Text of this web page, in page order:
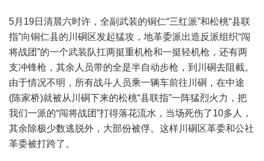
5月19日清晨六时许，全副武装的铜仁“三红派”和松桃“县联
指”向铜仁县的川硐区发起猛攻，地革委派出造反派组织“闯
将战团”的一个武装队扛两挺重机枪和一挺轻机枪，还有两
支冲锋枪，其余人员带的全是半自动步枪，到川硐去阻截。
由于情况不明，所有战斗人员乘一辆车前往川硐，在中途
(陈家桥)就被从川硐下来的松桃“县联指”一阵猛烈火力，把
我们一派的“闯将战团”打得落花流水，当场死伤了10多人，
其余除极少数逃脱外，大部份被俘。这样川硐区革委和公社
革委被打跨了。